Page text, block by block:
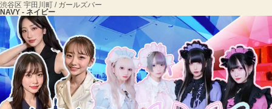
渋谷区 宇田川町 / ガールズバー
NAVY - ネイビー